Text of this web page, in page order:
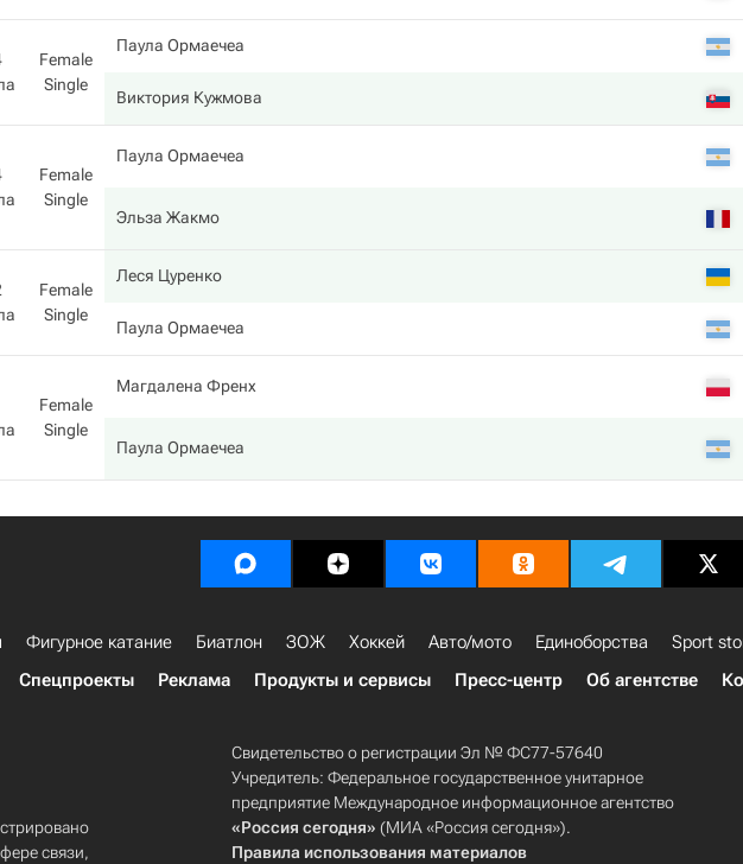
Female
Single
Паула Ормаечеа
Виктория Кужмова
Female
Single
Паула Ормаечеа
Эльза Жакмо
Female
Single
Леся Цуренко
Паула Ормаечеа
Female
Single
Магдалена Френх
Паула Ормаечеа
Фигурное катание Биатлон ЗОЖ Хоккей Авто/мото Единоборства Sport
Спецпроекты
Реклама Продукты и сервисы Пресс-центр Об агентстве
связи,
Свидетельство о регистрации Эл № ФС77-57640
Учредитель: Федеральное государственное унитарное
предприятие Международное информационное агентство
«Россия сегодня» (МИА «Россия сегодня»).
Правила использования материалов